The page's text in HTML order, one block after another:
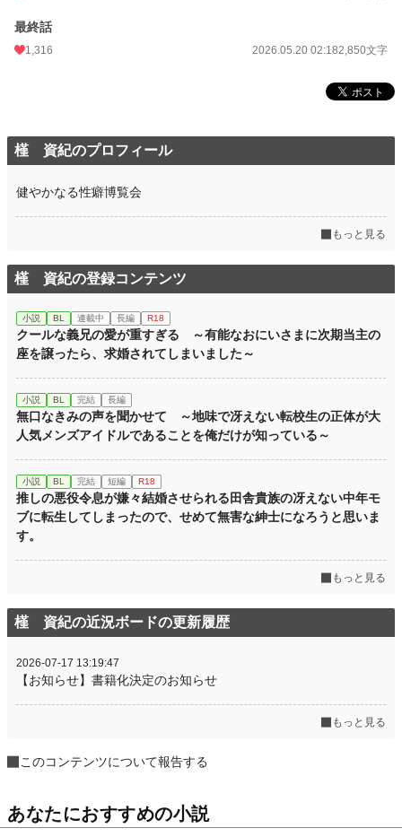
最終話
1,316 2026.05.20 02:182,850文字
槿 資紀のプロフィール
健やかなる性癖博覧会
もっと見る
槿 資紀の登録コンテンツ
小説 BL 連載中 長編 R18
クールな義兄の愛が重すぎる ～有能なおにいさまに次期当主の
座を譲ったら、求婚されてしまいました～
小説 BL 完結 長編
無口なきみの声を聞かせて ～地味で冴えない転校生の正体が大
人気メンズアイドルであることを俺だけが知っている～
小説 BL 完結 短編 R18
推しの悪役令息が嫌々結婚させられる田舎貴族の冴えない中年モ
ブに転生してしまったので、せめて無害な紳士になろうと思いま
す。
もっと見る
槿 資紀の近況ボードの更新履歴
2026-07-17 13:19:47
【お知らせ】書籍化決定のお知らせ
もっと見る
このコンテンツについて報告する
あなたにおすすめの小説